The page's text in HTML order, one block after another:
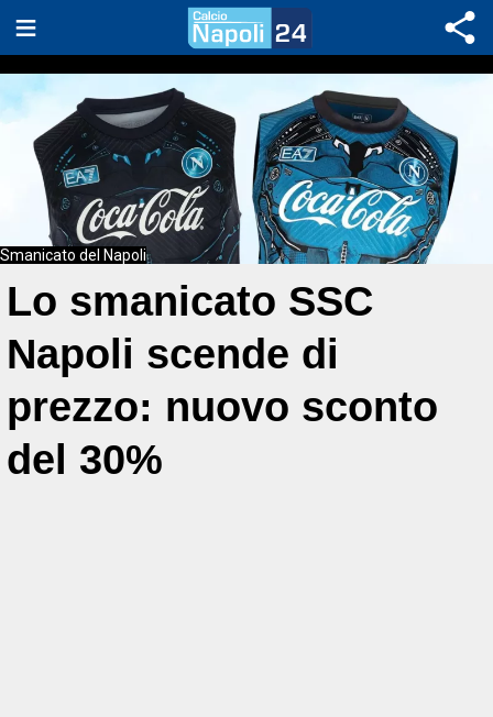
Smanicato del Napoli
Lo smanicato SSC
Napoli scende di
prezzo: nuovo sconto
del 30%